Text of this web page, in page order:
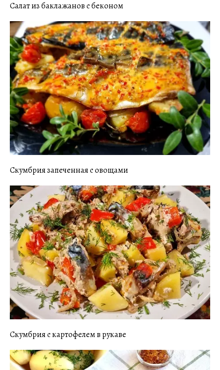
Салат из баклажанов с беконом
Скумбрия запеченная с овощами
Скумбрия с картофелем в рукаве